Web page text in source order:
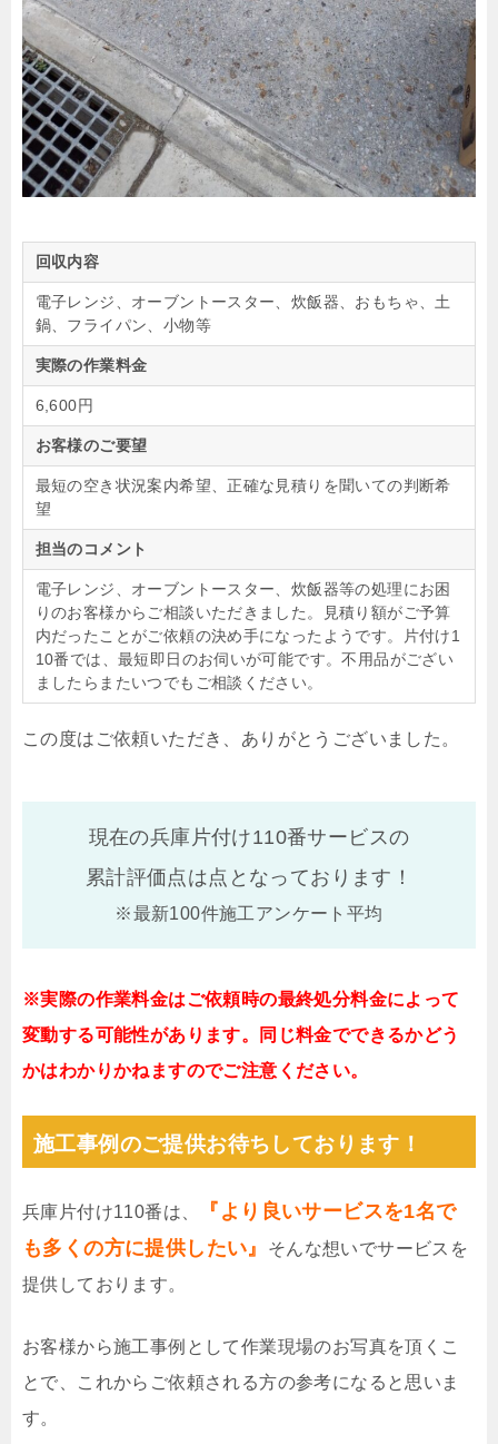
回収内容
電子レンジ、オーブントースター、炊飯器、おもちゃ、土
鍋、フライパン、小物等
実際の作業料金
6,600円
お客様のご要望
最短の空き状況案内希望、正確な見積りを聞いての判断希
望
担当のコメント
電子レンジ、オーブントースター、炊飯器等の処理にお困
りのお客様からご相談いただきました。見積り額がご予算
内だったことがご依頼の決め手になったようです。片付け1
10番では、最短即日のお伺いが可能です。不用品がござい
ましたらまたいつでもご相談ください。
この度はご依頼いただき、ありがとうございました。
現在の兵庫片付け110番サービスの
累計評価点は点となっております！
※最新100件施工アンケート平均
※実際の作業料金はご依頼時の最終処分料金によって
変動する可能性があります。同じ料金でできるかどう
かはわかりかねますのでご注意ください。
施工事例のご提供お待ちしております！
兵庫片付け110番は、
『より良いサービスを1名で
も多くの方に提供したい』
そんな想いでサービスを
提供しております。
お客様から施工事例として作業現場のお写真を頂くこ
とで、これからご依頼される方の参考になると思いま
す。